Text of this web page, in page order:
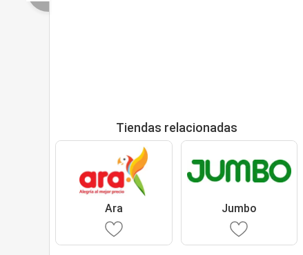
Tiendas relacionadas
Ara Jumbo